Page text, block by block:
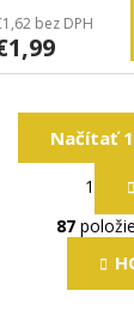
bez DPH
Načítať
t
1
87